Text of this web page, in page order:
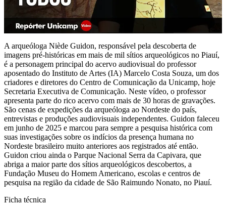
A arqueóloga Niède Guidon, responsável pela descoberta de
imagens pré-históricas em mais de mil sítios arqueológicos no Piauí,
é a personagem principal do acervo audiovisual do professor
aposentado do Instituto de Artes (IA) Marcelo Costa Souza, um dos
criadores e diretores do Centro de Comunicação da Unicamp, hoje
Secretaria Executiva de Comunicação. Neste vídeo, o professor
apresenta parte do rico acervo com mais de 30 horas de gravações.
São cenas de expedições da arqueóloga ao Nordeste do país,
entrevistas e produções audiovisuais independentes. Guidon faleceu
em junho de 2025 e marcou para sempre a pesquisa histórica com
suas investigações sobre os indícios da presença humana no
Nordeste brasileiro muito anteriores aos registrados até então.
Guidon criou ainda o Parque Nacional Serra da Capivara, que
abriga a maior parte dos sítios arqueológicos descobertos, a
Fundação Museu do Homem Americano, escolas e centros de
pesquisa na região da cidade de São Raimundo Nonato, no Piauí.
Ficha técnica